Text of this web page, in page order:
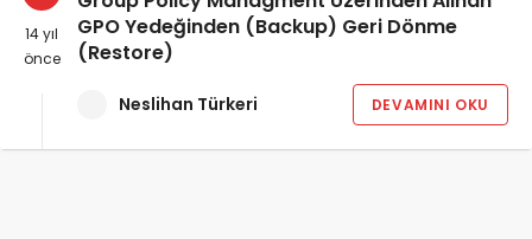
14 yıl
önce
GPO Yedeğinden (Backup) Geri Dönme
(Restore)
Neslihan Türkeri DEVAMINI OKU